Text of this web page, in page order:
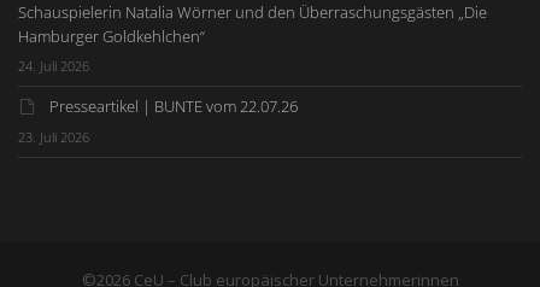
Schauspielerin Natalia Wörner und den Überraschungsgästen „Die
Hamburger Goldkehlchen“
24. Juli 2026
Presseartikel | BUNTE vom 22.07.26
23. Juli 2026
©2026 CeU – Club europäischer Unternehmerinnen